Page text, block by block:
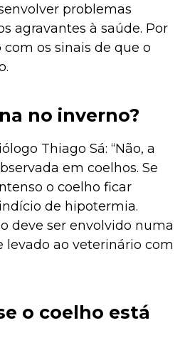
problemas
agravantes à saúde. Por
os sinais de que o
no inverno?
Thiago Sá: “Não, a
em coelhos. Se
o coelho ficar
de hipotermia.
deve ser envolvido numa
levado ao veterinário com
o coelho está